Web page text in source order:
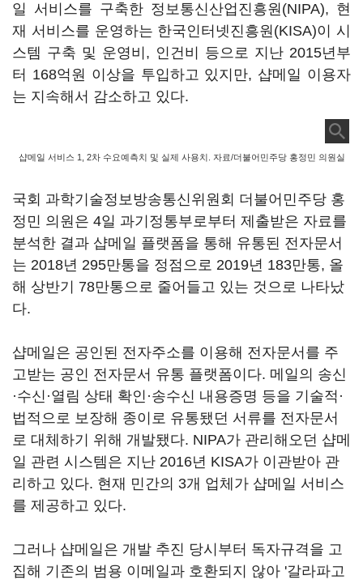
일 서비스를 구축한 정보통신산업진흥원(NIPA), 현
재 서비스를 운영하는 한국인터넷진흥원(KISA)이 시
스템 구축 및 운영비, 인건비 등으로 지난 2015년부
터 168억원 이상을 투입하고 있지만, 샵메일 이용자
는 지속해서 감소하고 있다.
샵메일 서비스 1, 2차 수요예측치 및 실제 사용치. 자료/더불어민주당 홍정민 의원실
국회 과학기술정보방송통신위원회 더불어민주당 홍
정민 의원은 4일 과기정통부로부터 제출받은 자료를
분석한 결과 샵메일 플랫폼을 통해 유통된 전자문서
는 2018년 295만통을 정점으로 2019년 183만통, 올
해 상반기 78만통으로 줄어들고 있는 것으로 나타났
다.
샵메일은 공인된 전자주소를 이용해 전자문서를 주
고받는 공인 전자문서 유통 플랫폼이다. 메일의 송신
·수신·열림 상태 확인·송수신 내용증명 등을 기술적·
법적으로 보장해 종이로 유통됐던 서류를 전자문서
로 대체하기 위해 개발됐다. NIPA가 관리해오던 샵메
일 관련 시스템은 지난 2016년 KISA가 이관받아 관
리하고 있다. 현재 민간의 3개 업체가 샵메일 서비스
를 제공하고 있다.
그러나 샵메일은 개발 추진 당시부터 독자규격을 고
집해 기존의 범용 이메일과 호환되지 않아 '갈라파고